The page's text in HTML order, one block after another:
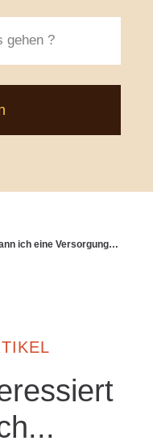
Wie kann ich eine Versorgungslücke in der Rente schließen?